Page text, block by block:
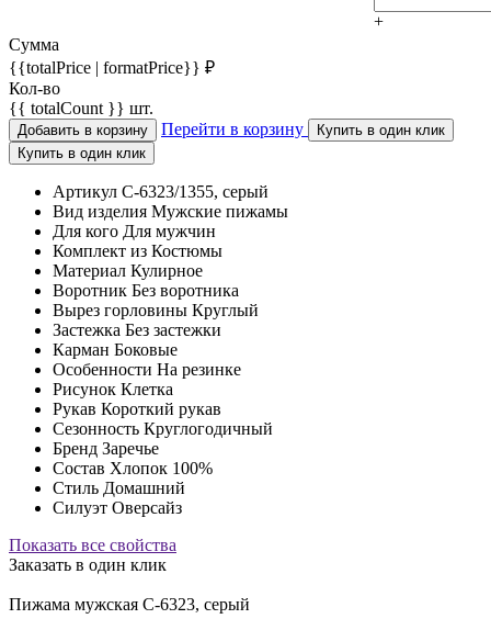
+
Сумма
{{totalPrice | formatPrice}} ₽
Кол-во
{{ totalCount }} шт.
Добавить в корзину Перейти в корзину
Купить в один клик
Купить в один клик
Артикул C-6323/1355, серый
Вид изделия Мужские пижамы
Для кого Для мужчин
Комплект из Костюмы
Материал Кулирное
Воротник Без воротника
Вырез горловины Круглый
Застежка Без застежки
Карман Боковые
Особенности На резинке
Рисунок Клетка
Рукав Короткий рукав
Сезонность Круглогодичный
Бренд Заречье
Состав Хлопок 100%
Стиль Домашний
Силуэт Оверсайз
Показать все свойства
Заказать в один клик
Пижама мужская C-6323, серый